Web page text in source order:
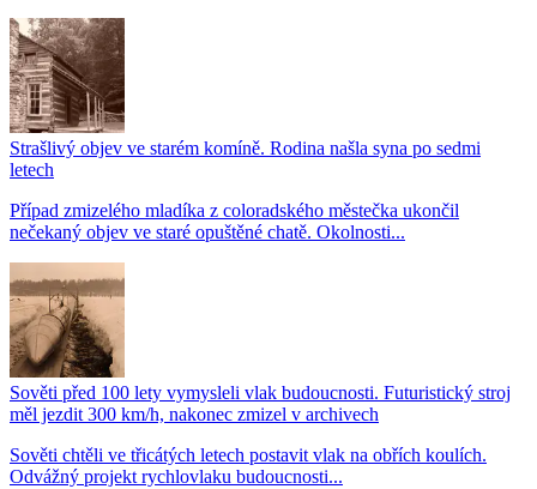
Strašlivý objev ve starém komíně. Rodina našla syna po sedmi
letech
Případ zmizelého mladíka z coloradského městečka ukončil
nečekaný objev ve staré opuštěné chatě. Okolnosti...
Sověti před 100 lety vymysleli vlak budoucnosti. Futuristický stroj
měl jezdit 300 km/h, nakonec zmizel v archivech
Sověti chtěli ve třicátých letech postavit vlak na obřích koulích.
Odvážný projekt rychlovlaku budoucnosti...